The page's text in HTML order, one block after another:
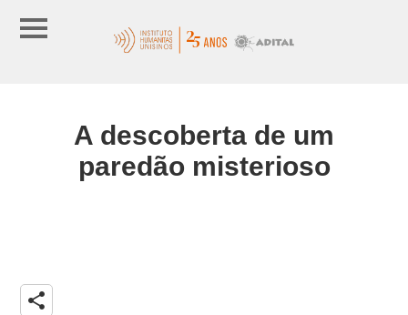
A descoberta de um
paredão misterioso
share